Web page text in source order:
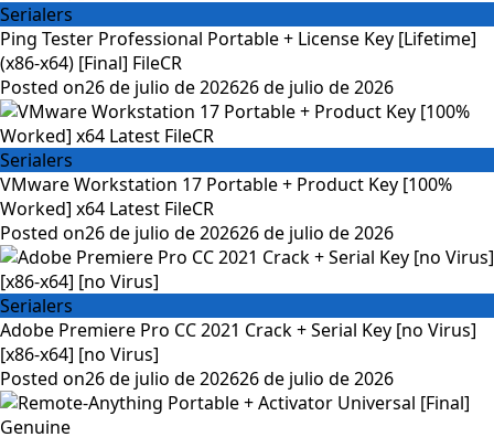
Serialers
Ping Tester Professional Portable + License Key [Lifetime]
(x86-x64) [Final] FileCR
Posted on26 de julio de 202626 de julio de 2026
Serialers
VMware Workstation 17 Portable + Product Key [100%
Worked] x64 Latest FileCR
Posted on26 de julio de 202626 de julio de 2026
Serialers
Adobe Premiere Pro CC 2021 Crack + Serial Key [no Virus]
[x86-x64] [no Virus]
Posted on26 de julio de 202626 de julio de 2026